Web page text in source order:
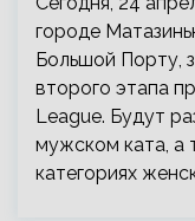
городе
Большой Порту,
второго этапа
League. Будут
мужском ката, а
категориях